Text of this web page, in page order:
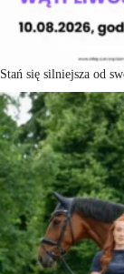
Stań się silniejsza od